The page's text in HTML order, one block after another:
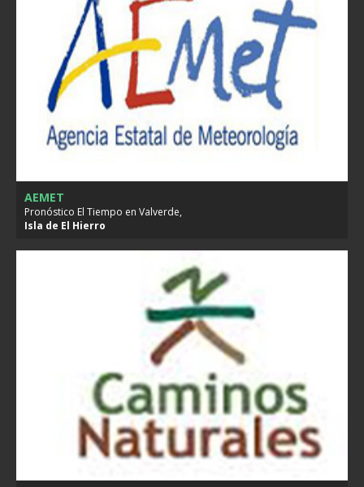
AEMET
Pronóstico El Tiempo en Valverde,
Isla de El Hierro